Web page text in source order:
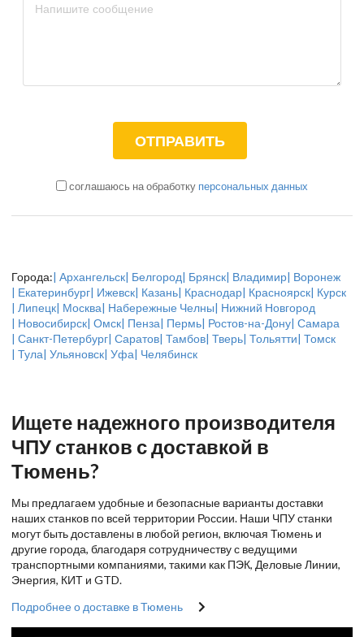
соглашаюсь на обработку персональных данных
Города:| Архангельск| Белгород| Брянск| Владимир| Воронеж
| Екатеринбург| Ижевск| Казань| Краснодар| Красноярск| Курск
| Липецк| Москва| Набережные Челны| Нижний Новгород
| Новосибирск| Омск| Пенза| Пермь| Ростов-на-Дону| Самара
| Санкт-Петербург| Саратов| Тамбов| Тверь| Тольятти| Томск
| Тула| Ульяновск| Уфа| Челябинск
Ищете надежного производителя
ЧПУ станков с доставкой в
Тюмень?
Мы предлагаем удобные и безопасные варианты доставки
наших станков по всей территории России. Наши ЧПУ станки
могут быть доставлены в любой регион, включая Тюмень и
другие города, благодаря сотрудничеству с ведущими
транспортными компаниями, такими как ПЭК, Деловые Линии,
Энергия, КИТ и GTD.
Подробнее о доставке в Тюмень